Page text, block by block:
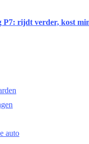
P7: rijdt verder, kost
auto